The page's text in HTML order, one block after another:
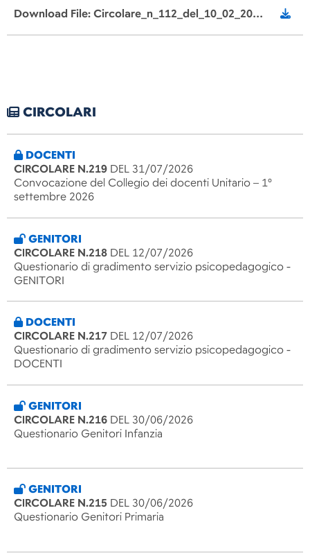
Download File: Circolare_n_112_del_10_02_2025_assemblea_di_classe_Scuola_Primaria.pdf
CIRCOLARI
DOCENTI
CIRCOLARE N.219 DEL 31/07/2026
Convocazione del Collegio dei docenti Unitario – 1°
settembre 2026
GENITORI
CIRCOLARE N.218 DEL 12/07/2026
Questionario di gradimento servizio psicopedagogico -
GENITORI
DOCENTI
CIRCOLARE N.217 DEL 12/07/2026
Questionario di gradimento servizio psicopedagogico -
DOCENTI
GENITORI
CIRCOLARE N.216 DEL 30/06/2026
Questionario Genitori Infanzia
GENITORI
CIRCOLARE N.215 DEL 30/06/2026
Questionario Genitori Primaria